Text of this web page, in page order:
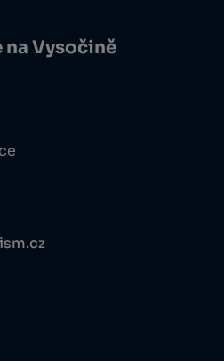
na Vysočině